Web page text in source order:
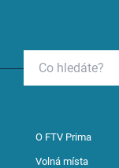
O FTV Prima
Volná místa